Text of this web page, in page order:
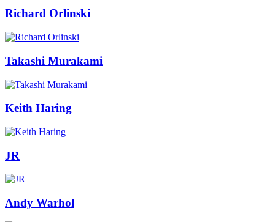
Richard Orlinski
Takashi Murakami
Keith Haring
JR
Andy Warhol